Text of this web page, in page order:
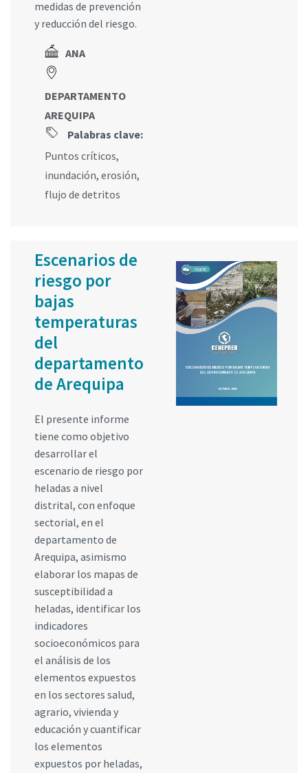
medidas de prevención
y reducción del riesgo.
ANA
DEPARTAMENTO
AREQUIPA
Palabras clave:
Puntos críticos,
inundación, erosión,
flujo de detritos
Escenarios de
riesgo por
bajas
temperaturas
del
departamento
de Arequipa
El presente informe
tiene como objetivo
desarrollar el
escenario de riesgo por
heladas a nivel
distrital, con enfoque
sectorial, en el
departamento de
Arequipa, asimismo
elaborar los mapas de
susceptibilidad a
heladas, identificar los
indicadores
socioeconómicos para
el análisis de los
elementos expuestos
en los sectores salud,
agrario, vivienda y
educación y cuantificar
los elementos
expuestos por heladas,